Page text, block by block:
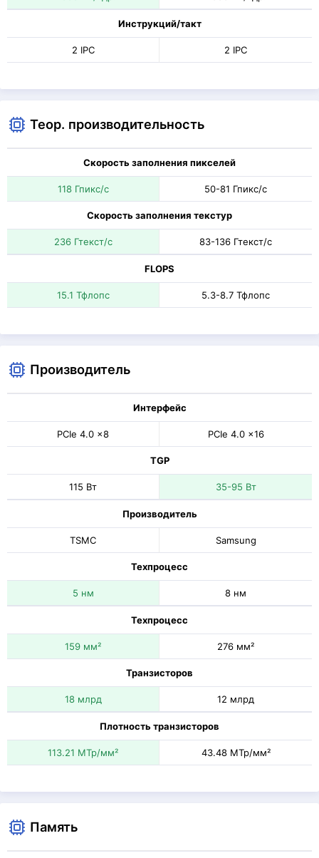
Инструкций/такт
2 IPC 2 IPC
Теор. производительность
Скорость заполнения пикселей
118 Гпикс/с 50-81 Гпикс/с
Скорость заполнения текстур
236 Гтекст/с 83-136 Гтекст/с
FLOPS
15.1 Тфлопс 5.3-8.7 Тфлопс
Производитель
Интерфейс
PCIe 4.0 x8 PCIe 4.0 x16
TGP
115 Вт 35-95 Вт
Производитель
TSMC Samsung
Техпроцесс
5 нм 8 нм
Техпроцесс
159 мм² 276 мм²
Транзисторов
18 млрд 12 млрд
Плотность транзисторов
113.21 МТр/мм² 43.48 МТр/мм²
Память